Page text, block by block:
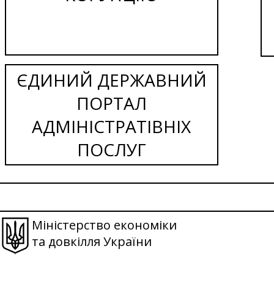
ЄДИНИЙ ДЕРЖАВНИЙ
ПОРТАЛ
АДМІНІСТРАТІВНІХ
ПОСЛУГ
Міністерство економіки
та довкілля України